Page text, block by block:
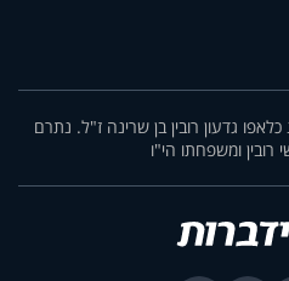
גדעון רובין בן שרינה ז"ל. נתרם
רובין ומשפחתו הי"ו